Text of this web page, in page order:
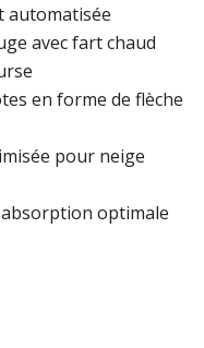
automatisée
avec fart chaud
en forme de flèche
pour neige
optimale